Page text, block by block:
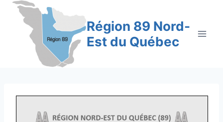
Aller
contenu
Région 89 Nord-
Est du Québec